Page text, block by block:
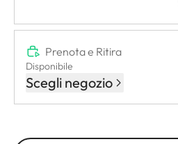
Prenota e Ritira
Disponibile
Scegli negozio